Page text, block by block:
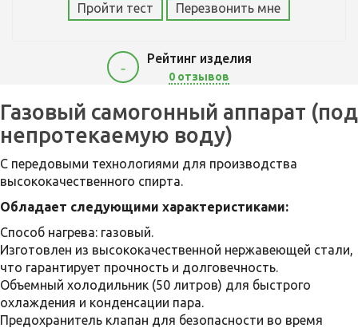
Пройти тест Перезвонить мне
-
Рейтинг изделия
0 отзывов
19500
Газовый самогонный аппарат (под
непротекаемую воду)
C передовыми технологиями для производства
высококачественного спирта.
Обладает следующими характеристиками:
Способ нагрева: газовый.
Изготовлен из высококачественной нержавеющей стали,
что гарантирует прочность и долговечность.
Объемный холодильник (50 литров) для быстрого
охлаждения и конденсации пара.
Предохранитель клапан для безопасности во время